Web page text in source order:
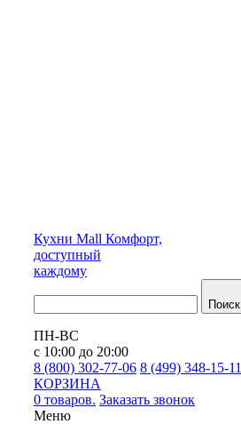
Кухни Mall Комфорт,
доступный
каждому
Поиск
ПН-ВС
с 10:00 до 20:00
8 (800) 302-77-06 8 (499) 348-15-11
КОРЗИНА
0 товаров. Заказать звонок
Меню